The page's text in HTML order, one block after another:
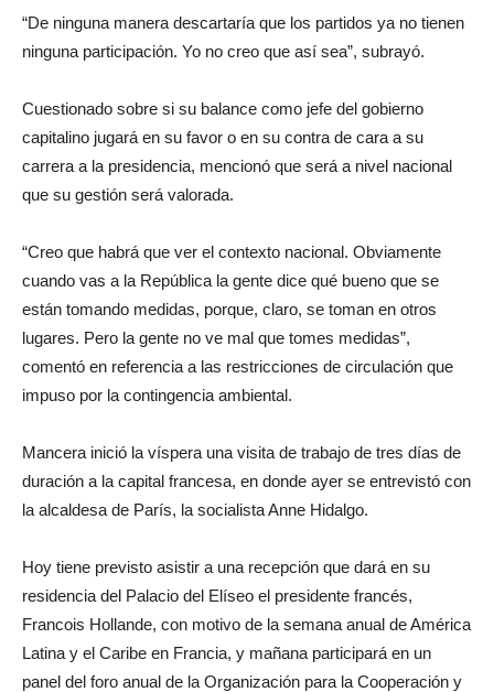
“De ninguna manera descartaría que los partidos ya no tienen
ninguna participación. Yo no creo que así sea”, subrayó.
Cuestionado sobre si su balance como jefe del gobierno
capitalino jugará en su favor o en su contra de cara a su
carrera a la presidencia, mencionó que será a nivel nacional
que su gestión será valorada.
“Creo que habrá que ver el contexto nacional. Obviamente
cuando vas a la República la gente dice qué bueno que se
están tomando medidas, porque, claro, se toman en otros
lugares. Pero la gente no ve mal que tomes medidas”,
comentó en referencia a las restricciones de circulación que
impuso por la contingencia ambiental.
Mancera inició la víspera una visita de trabajo de tres días de
duración a la capital francesa, en donde ayer se entrevistó con
la alcaldesa de París, la socialista Anne Hidalgo.
Hoy tiene previsto asistir a una recepción que dará en su
residencia del Palacio del Elíseo el presidente francés,
Francois Hollande, con motivo de la semana anual de América
Latina y el Caribe en Francia, y mañana participará en un
panel del foro anual de la Organización para la Cooperación y